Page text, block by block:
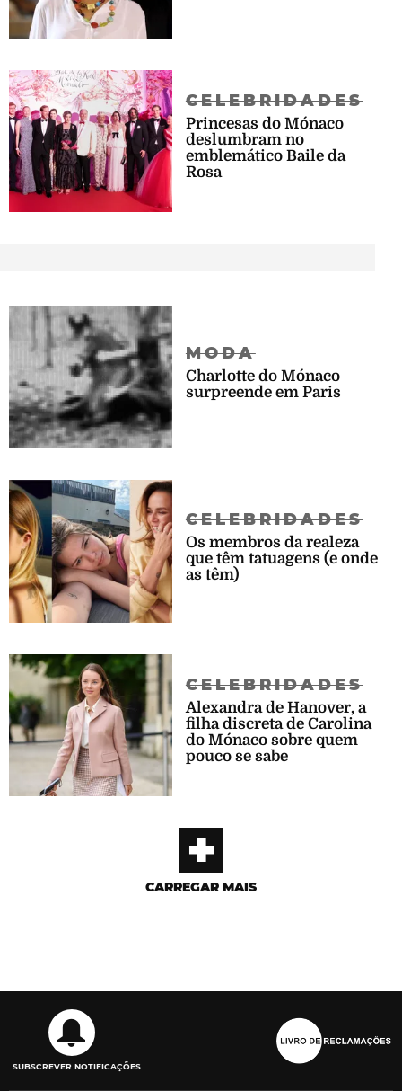
CELEBRIDADES
Princesas do Mónaco
deslumbram no
emblemático Baile da
Rosa
MODA
Charlotte do Mónaco
surpreende em Paris
CELEBRIDADES
Os membros da realeza
que têm tatuagens (e onde
as têm)
CELEBRIDADES
Alexandra de Hanover, a
filha discreta de Carolina
do Mónaco sobre quem
pouco se sabe
+
CARREGAR MAIS
SUBSCREVER NOTIFICAÇÕES